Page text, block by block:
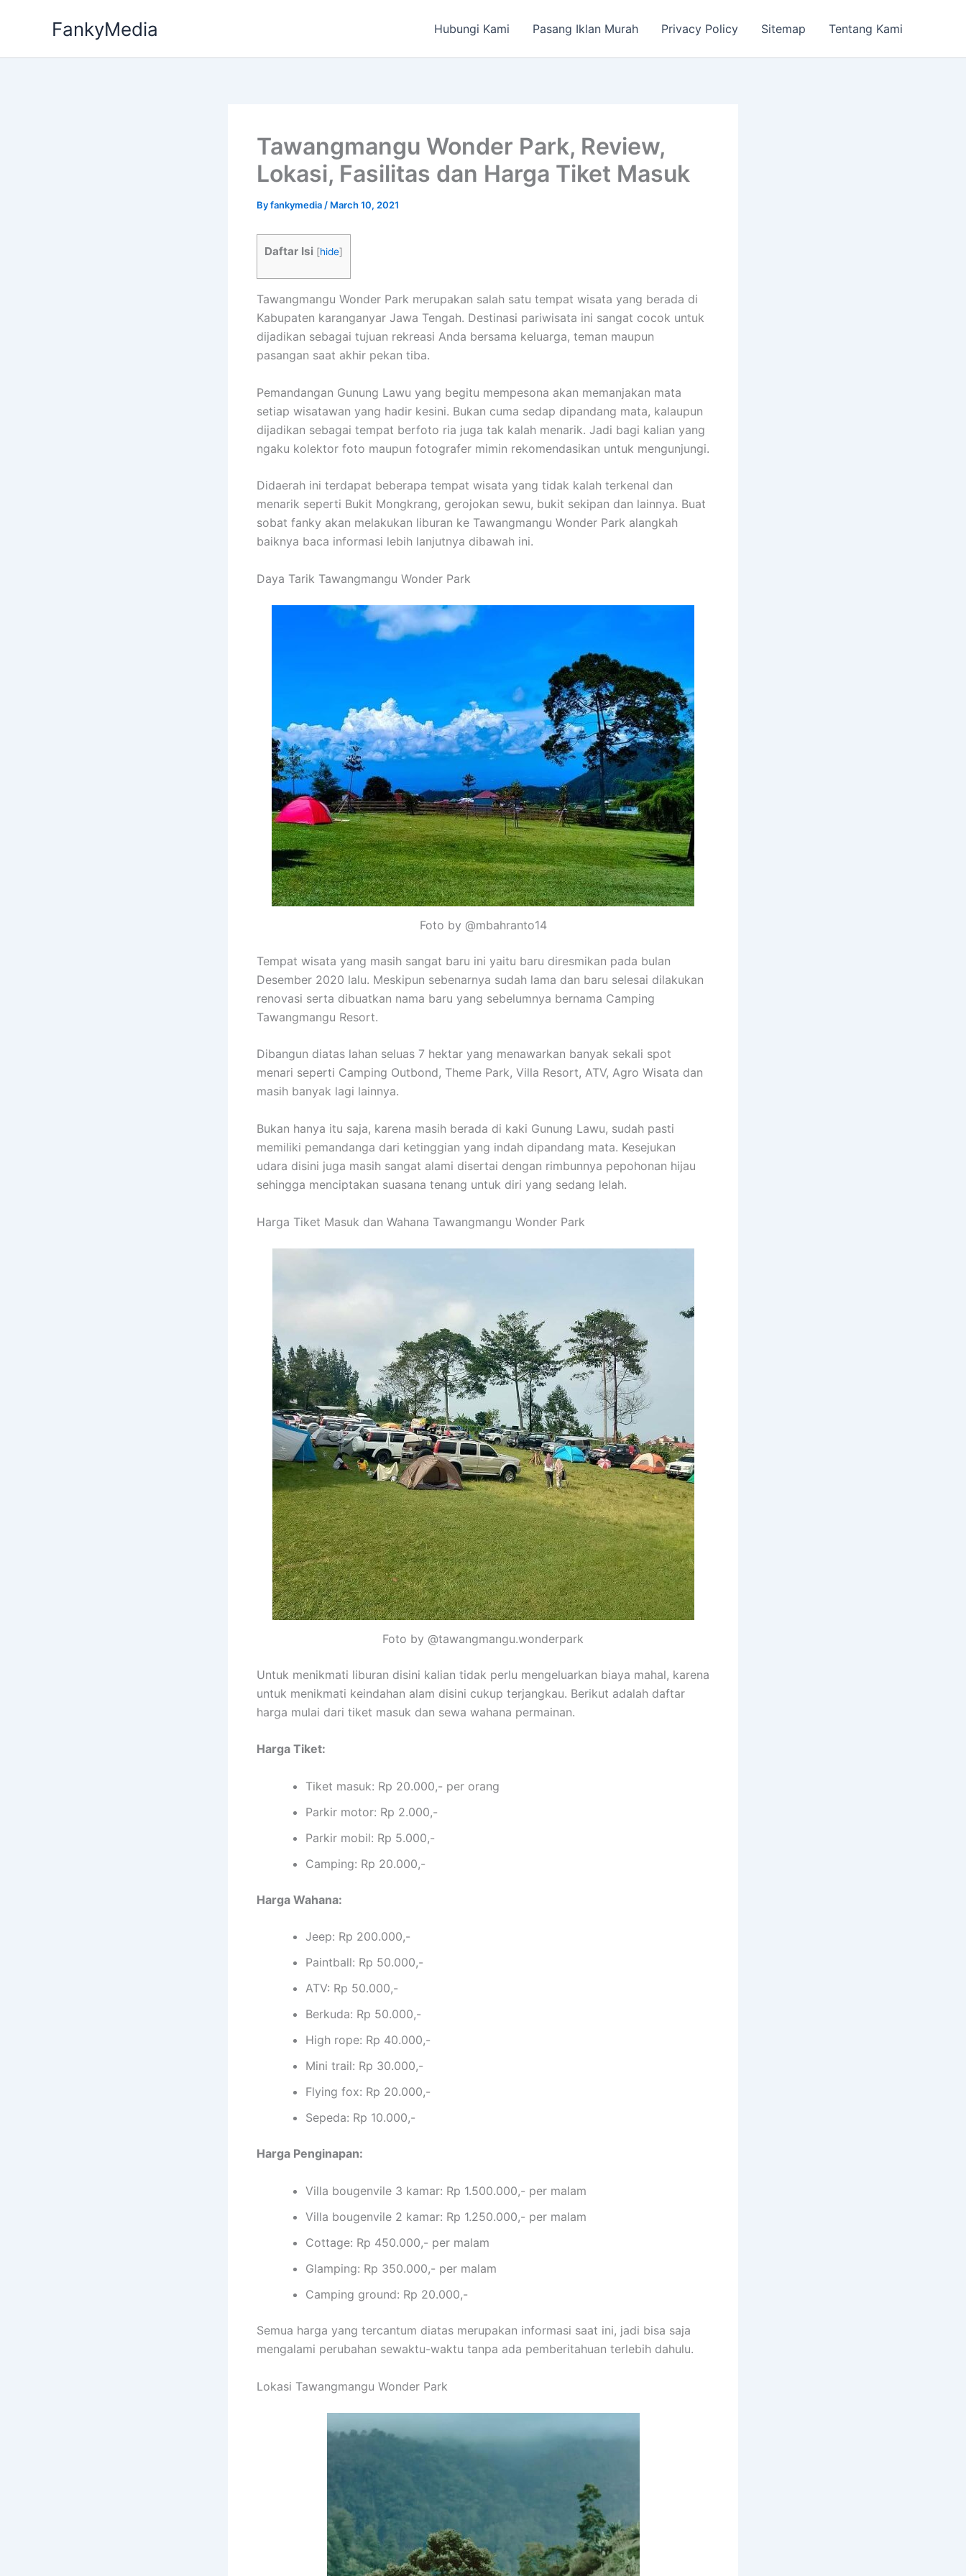
FankyMedia Hubungi Kami Pasang Iklan Murah Privacy Policy Sitemap Tentang Kami
Tawangmangu Wonder Park, Review,
Lokasi, Fasilitas dan Harga Tiket Masuk
Byfankymedia / March 10, 2021
Daftar Isi [hide]
Tawangmangu Wonder Park merupakan salah satu tempat wisata yang berada di
Kabupaten karanganyar Jawa Tengah. Destinasi pariwisata ini sangat cocok untuk
dijadikan sebagai tujuan rekreasi Anda bersama keluarga, teman maupun
pasangan saat akhir pekan tiba.
Pemandangan Gunung Lawu yang begitu mempesona akan memanjakan mata
setiap wisatawan yang hadir kesini. Bukan cuma sedap dipandang mata, kalaupun
dijadikan sebagai tempat berfoto ria juga tak kalah menarik. Jadi bagi kalian yang
ngaku kolektor foto maupun fotografer mimin rekomendasikan untuk mengunjungi.
Didaerah ini terdapat beberapa tempat wisata yang tidak kalah terkenal dan
menarik seperti Bukit Mongkrang, gerojokan sewu, bukit sekipan dan lainnya. Buat
sobat fanky akan melakukan liburan ke Tawangmangu Wonder Park alangkah
baiknya baca informasi lebih lanjutnya dibawah ini.
Daya Tarik Tawangmangu Wonder Park
Foto by @mbahranto14
Tempat wisata yang masih sangat baru ini yaitu baru diresmikan pada bulan
Desember 2020 lalu. Meskipun sebenarnya sudah lama dan baru selesai dilakukan
renovasi serta dibuatkan nama baru yang sebelumnya bernama Camping
Tawangmangu Resort.
Dibangun diatas lahan seluas 7 hektar yang menawarkan banyak sekali spot
menari seperti Camping Outbond, Theme Park, Villa Resort, ATV, Agro Wisata dan
masih banyak lagi lainnya.
Bukan hanya itu saja, karena masih berada di kaki Gunung Lawu, sudah pasti
memiliki pemandanga dari ketinggian yang indah dipandang mata. Kesejukan
udara disini juga masih sangat alami disertai dengan rimbunnya pepohonan hijau
sehingga menciptakan suasana tenang untuk diri yang sedang lelah.
Harga Tiket Masuk dan Wahana Tawangmangu Wonder Park
Foto by @tawangmangu.wonderpark
Untuk menikmati liburan disini kalian tidak perlu mengeluarkan biaya mahal, karena
untuk menikmati keindahan alam disini cukup terjangkau. Berikut adalah daftar
harga mulai dari tiket masuk dan sewa wahana permainan.
Harga Tiket:
Tiket masuk: Rp 20.000,- per orang
Parkir motor: Rp 2.000,-
Parkir mobil: Rp 5.000,-
Camping: Rp 20.000,-
Harga Wahana:
Jeep: Rp 200.000,-
Paintball: Rp 50.000,-
ATV: Rp 50.000,-
Berkuda: Rp 50.000,-
High rope: Rp 40.000,-
Mini trail: Rp 30.000,-
Flying fox: Rp 20.000,-
Sepeda: Rp 10.000,-
Harga Penginapan:
Villa bougenvile 3 kamar: Rp 1.500.000,- per malam
Villa bougenvile 2 kamar: Rp 1.250.000,- per malam
Cottage: Rp 450.000,- per malam
Glamping: Rp 350.000,- per malam
Camping ground: Rp 20.000,-
Semua harga yang tercantum diatas merupakan informasi saat ini, jadi bisa saja
mengalami perubahan sewaktu-waktu tanpa ada pemberitahuan terlebih dahulu.
Lokasi Tawangmangu Wonder Park